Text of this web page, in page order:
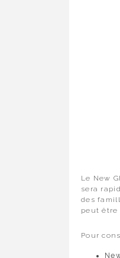
Le New
sera
des
peut être
Pour